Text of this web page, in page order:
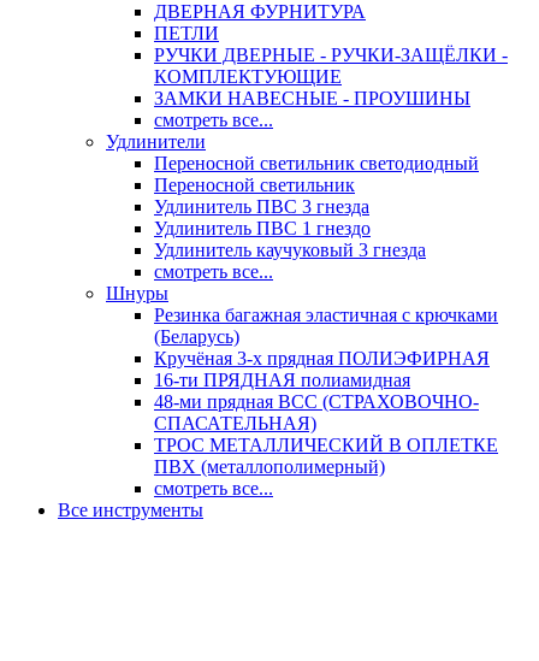
ДВЕРНАЯ ФУРНИТУРА
ПЕТЛИ
РУЧКИ ДВЕРНЫЕ - РУЧКИ-ЗАЩЁЛКИ -
КОМПЛЕКТУЮЩИЕ
ЗАМКИ НАВЕСНЫЕ - ПРОУШИНЫ
смотреть все...
Удлинители
Переносной светильник светодиодный
Переносной светильник
Удлинитель ПВС 3 гнезда
Удлинитель ПВС 1 гнездо
Удлинитель каучуковый 3 гнезда
смотреть все...
Шнуры
Резинка багажная эластичная с крючками
(Беларусь)
Кручёная 3-х прядная ПОЛИЭФИРНАЯ
16-ти ПРЯДНАЯ полиамидная
48-ми прядная ВСС (СТРАХОВОЧНО-
СПАСАТЕЛЬНАЯ)
ТРОС МЕТАЛЛИЧЕСКИЙ В ОПЛЕТКЕ
ПВХ (металлополимерный)
смотреть все...
Все инструменты